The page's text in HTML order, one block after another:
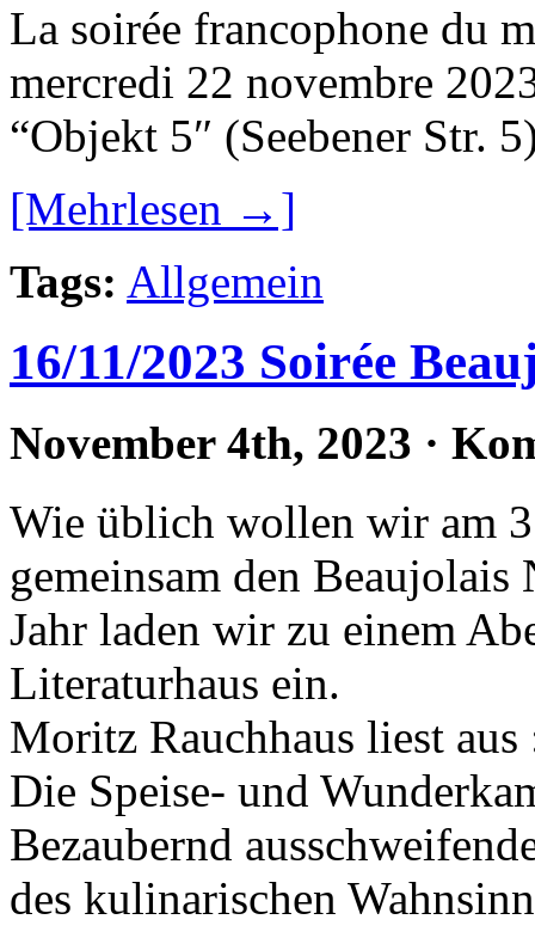
La soirée francophone du
mercredi 22 novembre
“Objekt 5″ (Seebener Str.
[Mehrlesen →]
Tags: Allgemein
16/11/2023 Soirée
November 4th, 2023 ·
Wie üblich wollen wir am
gemeinsam den
Jahr laden wir zu einem
Literaturhaus ein.
Moritz Rauchhaus liest aus
Die Speise- und
Bezaubernd
des kulinarischen